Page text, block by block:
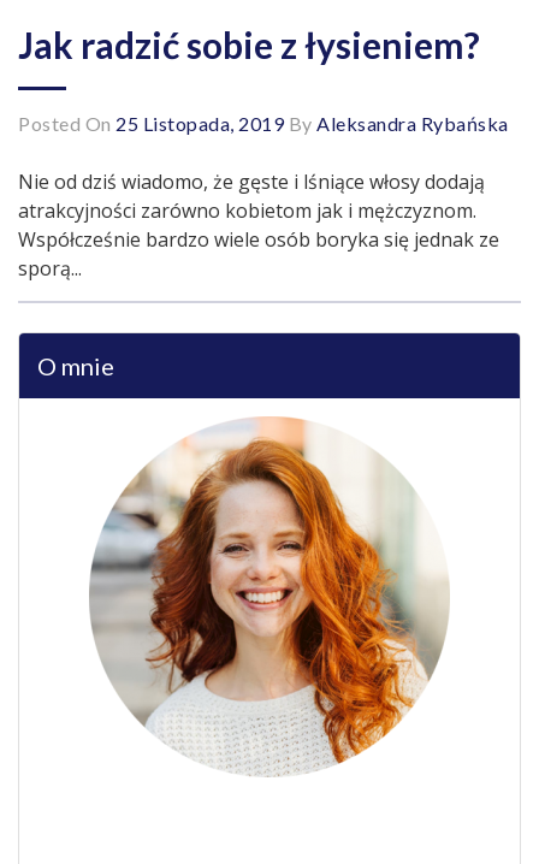
Jak radzić sobie z łysieniem?
Posted On 25 Listopada, 2019By Aleksandra Rybańska
Nie od dziś wiadomo, że gęste i lśniące włosy dodają
atrakcyjności zarówno kobietom jak i mężczyznom.
Współcześnie bardzo wiele osób boryka się jednak ze
sporą...
O mnie